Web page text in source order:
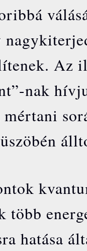
Az
nak
mértani
több
hatása